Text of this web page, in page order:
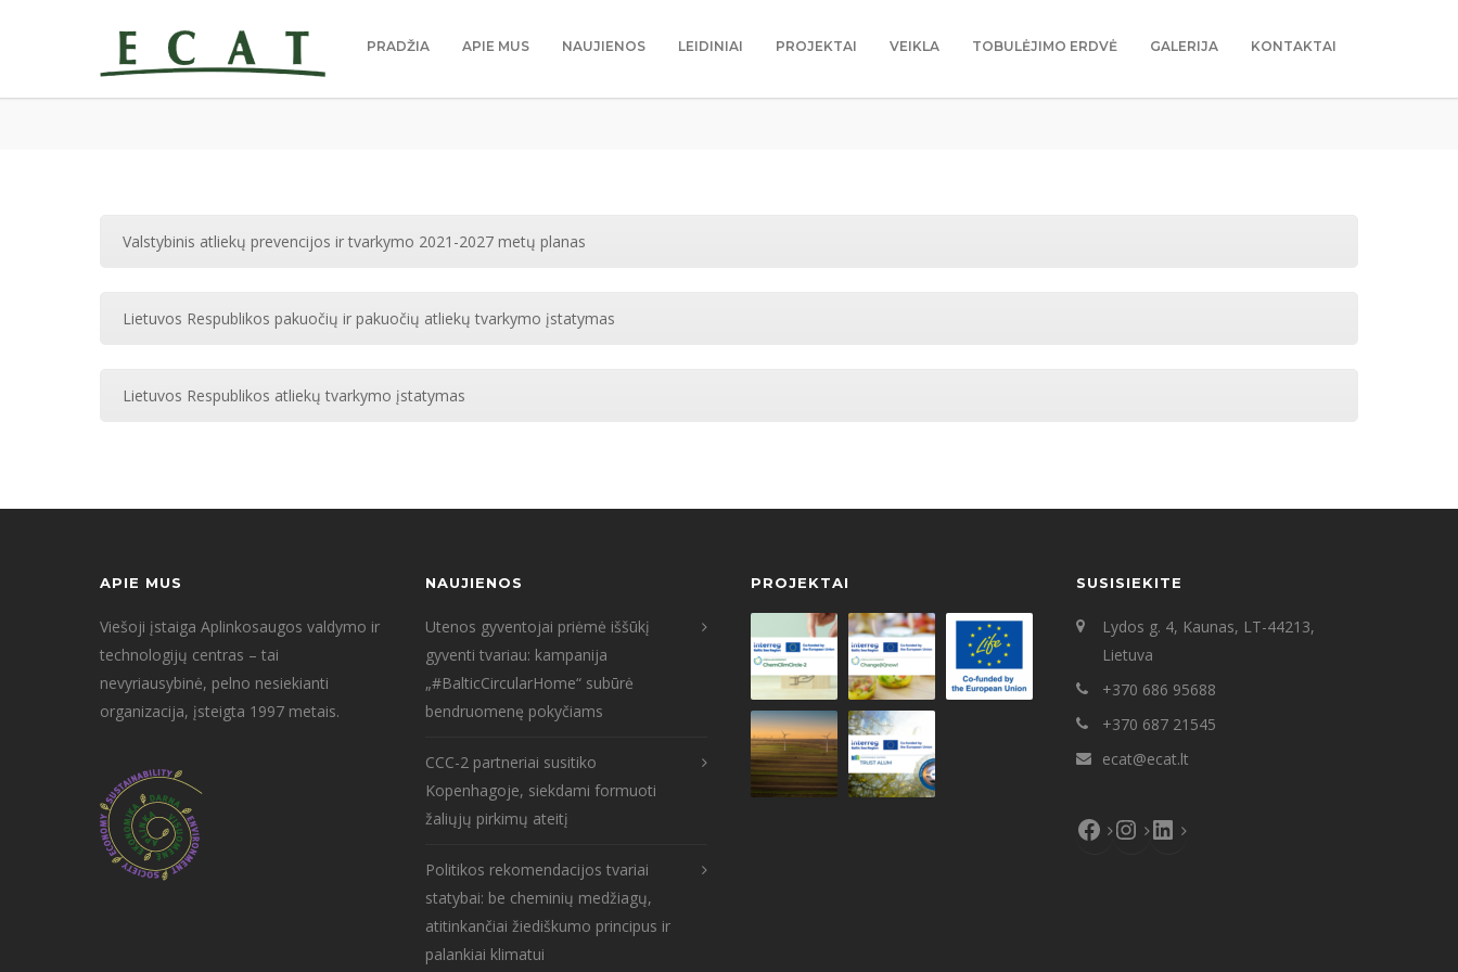
PRADŽIA APIE MUS NAUJIENOS LEIDINIAI PROJEKTAI VEIKLA TOBULĖJIMO ERDVĖ GALERIJA KONTAKTAI
Valstybinis atliekų prevencijos ir tvarkymo 2021-2027 metų planas
Lietuvos Respublikos pakuočių ir pakuočių atliekų tvarkymo įstatymas
Lietuvos Respublikos atliekų tvarkymo įstatymas
APIE MUS
Viešoji įstaiga Aplinkosaugos valdymo ir
technologijų centras – tai
nevyriausybinė, pelno nesiekianti
organizacija, įsteigta 1997 metais.
NAUJIENOS
Utenos gyventojai priėmė iššūkį
gyventi tvariau: kampanija
„#BalticCircularHome“ subūrė
bendruomenę pokyčiams
CCC-2 partneriai susitiko
Kopenhagoje, siekdami formuoti
žaliųjų pirkimų ateitį
Politikos rekomendacijos tvariai
statybai: be cheminių medžiagų,
atitinkančiai žiediškumo principus ir
palankiai klimatui
PROJEKTAI SUSISIEKITE
Lydos g. 4, Kaunas, LT-44213,
Lietuva
+370 686 95688
+370 687 21545
ecat@ecat.lt
Facebook
Instagram